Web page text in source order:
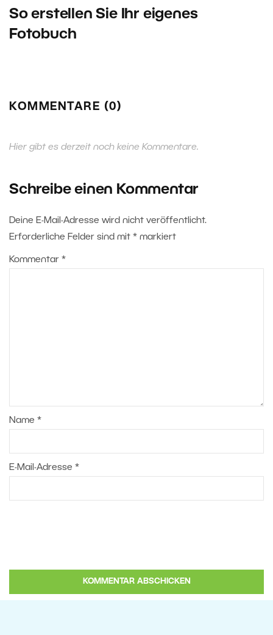
So erstellen Sie Ihr eigenes
Fotobuch
KOMMENTARE (0)
Hier gibt es derzeit noch keine Kommentare.
Schreibe einen Kommentar
Deine E-Mail-Adresse wird nicht veröffentlicht.
Erforderliche Felder sind mit * markiert
Kommentar *
Name *
E-Mail-Adresse *